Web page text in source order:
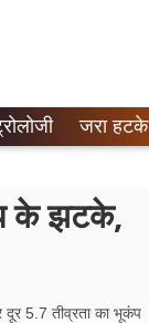
जरा हटके
के झटके,
5.7 तीव्रता का भूकंप